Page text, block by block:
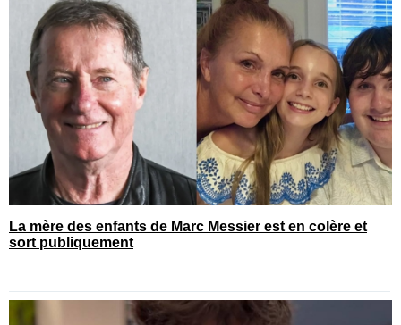
La mère des enfants de Marc Messier est en colère et
sort publiquement